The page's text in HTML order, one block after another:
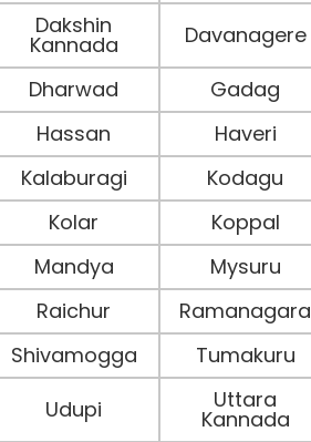
Dakshin
Kannada
Davanagere
Dharwad
Gadag
Hassan
Haveri
Kalaburagi
Kodagu
Kolar
Koppal
Mandya
Mysuru
Raichur
Ramanagara
Shivamogga
Tumakuru
Udupi
Uttara
Kannada